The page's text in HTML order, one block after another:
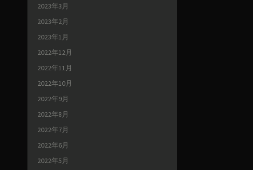
2023年3月
2023年2月
2023年1月
2022年12月
2022年11月
2022年10月
2022年9月
2022年8月
2022年7月
2022年6月
2022年5月